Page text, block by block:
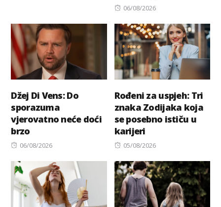
Posted
06/08/2026
Džej Di Vens: Do
sporazuma
vjerovatno neće doći
brzo
Posted
06/08/2026
Rođeni za uspjeh: Tri
znaka Zodijaka koja
se posebno ističu u
karijeri
Posted
05/08/2026